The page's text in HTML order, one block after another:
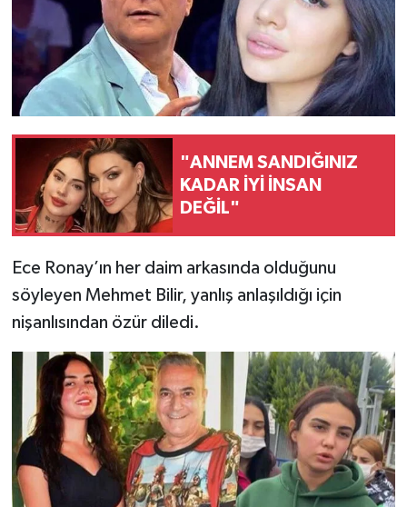
"ANNEM SANDIĞINIZ
KADAR İYİ İNSAN
DEĞİL"
Ece Ronay’ın her daim arkasında olduğunu
söyleyen Mehmet Bilir, yanlış anlaşıldığı için
nişanlısından özür diledi.